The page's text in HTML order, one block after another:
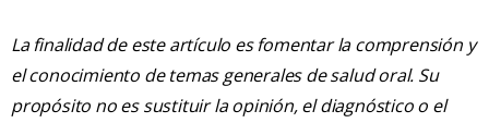
La finalidad de este artículo es fomentar la comprensión y
el conocimiento de temas generales de salud oral. Su
propósito no es sustituir la opinión, el diagnóstico o el